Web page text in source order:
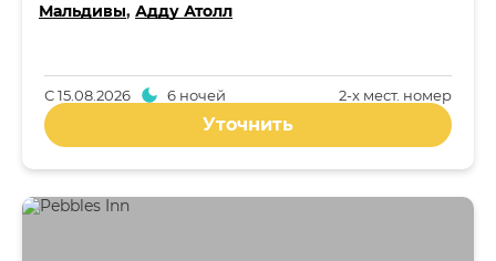
Мальдивы, Адду Атолл
2-x мест. номер
С15.08.2026 6 ночей
Уточнить